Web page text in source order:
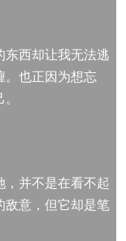
西却让我无法逃
也正因为想忘
并不是在看不起
敌意，但它却是笔